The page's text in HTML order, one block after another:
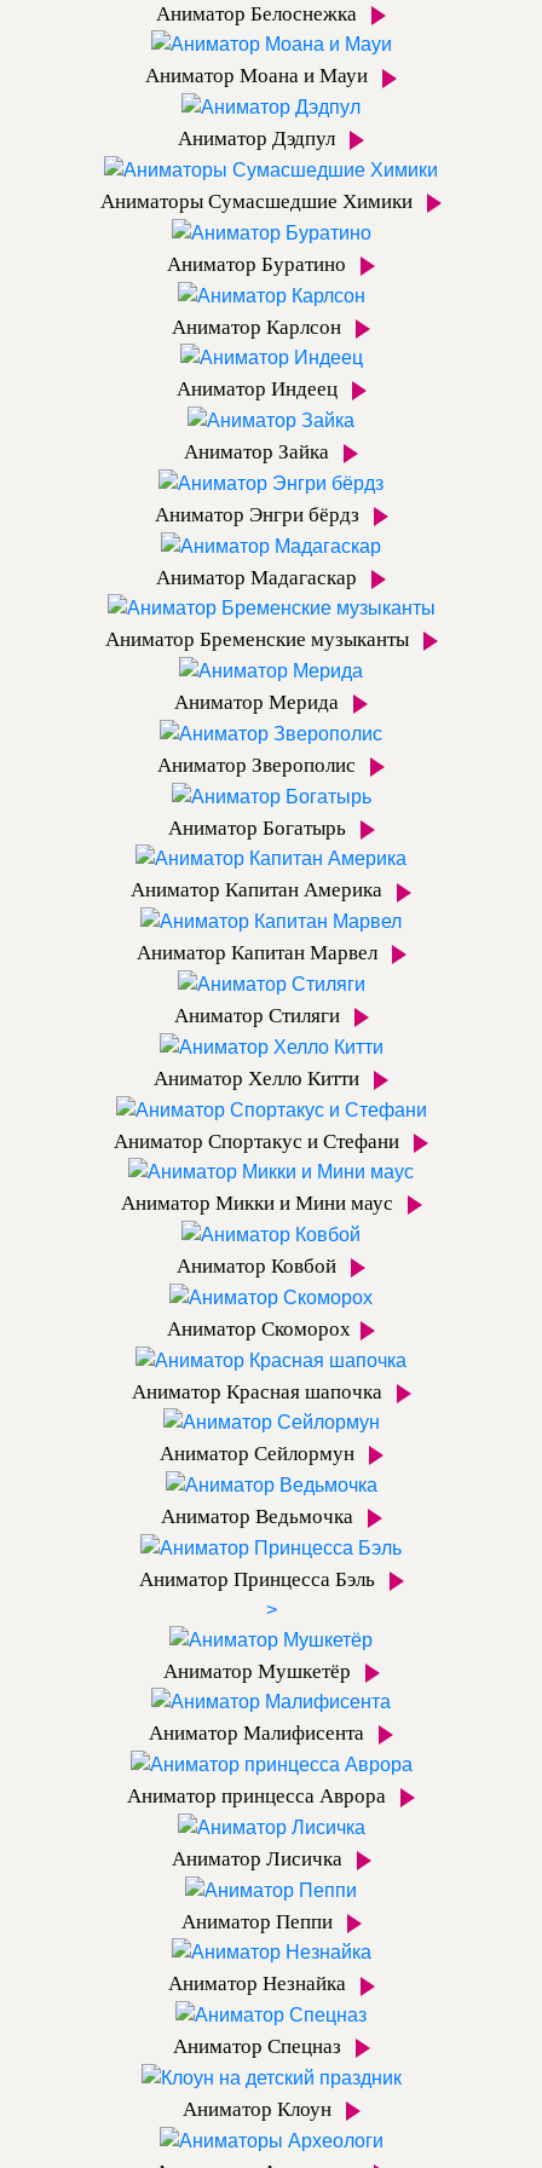
Аниматор Белоснежка
Аниматор Моана и Мауи
Аниматор Дэдпул
Аниматоры Сумасшедшие Химики
Аниматор Буратино
Аниматор Карлсон
Аниматор Индеец
Аниматор Зайка
Аниматор Энгри бёрдз
Аниматор Мадагаскар
Аниматор Бременские музыканты
Аниматор Мерида
Аниматор Зверополис
Аниматор Богатырь
Аниматор Капитан Америка
Аниматор Капитан Марвел
Аниматор Стиляги
Аниматор Хелло Китти
Аниматор Спортакус и Стефани
Аниматор Микки и Мини маус
Аниматор Ковбой
Аниматор Скоморох
Аниматор Красная шапочка
Аниматор Сейлормун
Аниматор Ведьмочка
Аниматор Принцесса Бэль
>
Аниматор Мушкетёр
Аниматор Малифисента
Аниматор принцесса Аврора
Аниматор Лисичка
Аниматор Пеппи
Аниматор Незнайка
Аниматор Спецназ
Аниматор Клоун